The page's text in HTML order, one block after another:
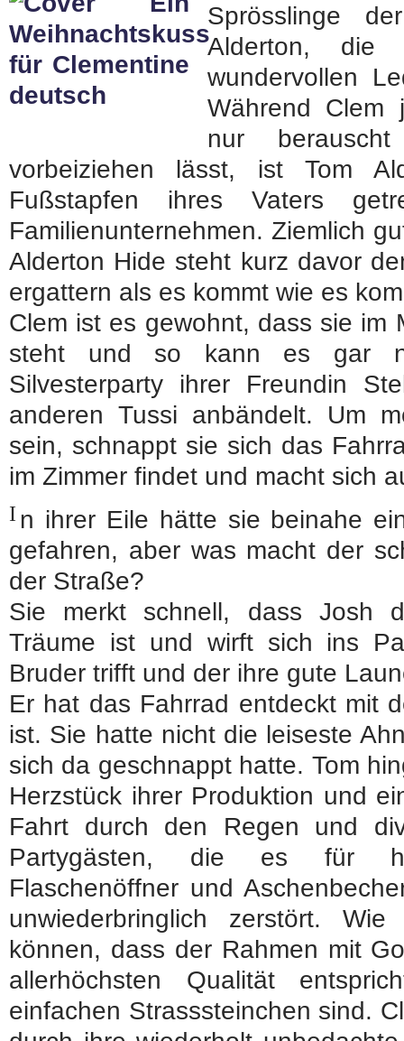
Sprösslinge
Alderton, die
wundervollen
Während Clem
nur
vorbeiziehen lässt, ist Tom
Fußstapfen ihres Vaters
Familienunternehmen. Ziemlich
Alderton Hide steht kurz davor
ergattern als es kommt wie es
Clem ist es gewohnt, dass sie im
steht und so kann es gar
Silvesterparty ihrer Freundin
anderen Tussi anbändelt. Um
sein, schnappt sie sich das
im Zimmer findet und macht sich
I n ihrer Eile hätte sie beinahe
gefahren, aber was macht der
der Straße?
Sie merkt schnell, dass Josh
Träume ist und wirft sich ins
Bruder trifft und der ihre gute
Er hat das Fahrrad entdeckt mit
ist. Sie hatte nicht die leiseste
sich da geschnappt hatte. Tom
Herzstück ihrer Produktion und
Fahrt durch den Regen und
Partygästen, die es für
Flaschenöffner und
unwiederbringlich zerstört.
können, dass der Rahmen mit
allerhöchsten Qualität
einfachen Strasssteinchen sind.